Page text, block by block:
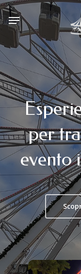
Skip
to
main
content
Menu
per
evento